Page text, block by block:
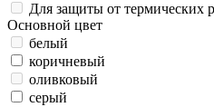
Для защиты от термических
Основной цвет
белый
коричневый
оливковый
серый